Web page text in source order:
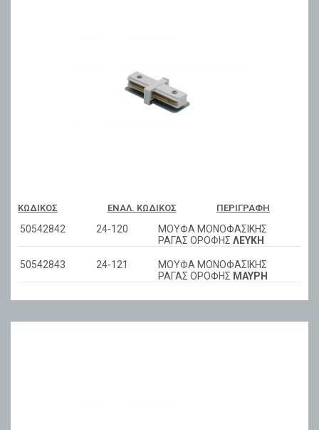
ΚΩΔΙΚΌΣ ΕΝΑΛ. ΚΩΔΙΚΌΣ ΠΕΡΙΓΡΑΦΉ
50542842 24-120
ΜΟΥΦΑ ΜΟΝΟΦΑΣΙΚΗΣ
ΡΑΓΑΣ ΟΡΟΦΗΣ ΛΕΥΚΗ
50542843 24-121
ΜΟΥΦΑ ΜΟΝΟΦΑΣΙΚΗΣ
ΡΑΓΑΣ ΟΡΟΦΗΣ ΜΑΥΡΗ